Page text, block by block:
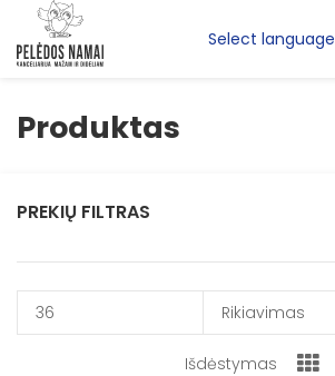
Select language
Produktas
PREKIŲ FILTRAS
36
Išdėstymas
Rikiavimas